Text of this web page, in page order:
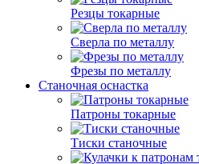
Резцы токарные
Сверла по металлу
Фрезы по металлу
Станочная оснастка
Патроны токарные
Тиски станочные